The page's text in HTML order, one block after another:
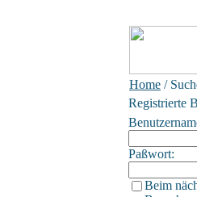
Home /
Registrierte
Paßwort:
Beim